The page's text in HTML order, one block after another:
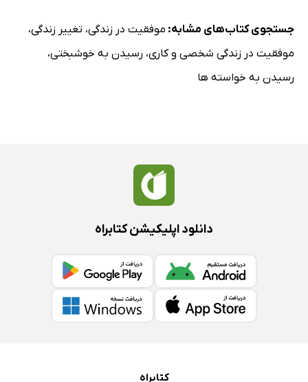
جستجوی کتاب‌های مشابه: موفقیت در زندگی، تغییر زندگی،
موفقیت در زندگی شخصی و کاری، رسیدن به خوشبختی،
رسیدن به خواسته ها
دانلود اپلیکیشن کتابراه
کتابراه